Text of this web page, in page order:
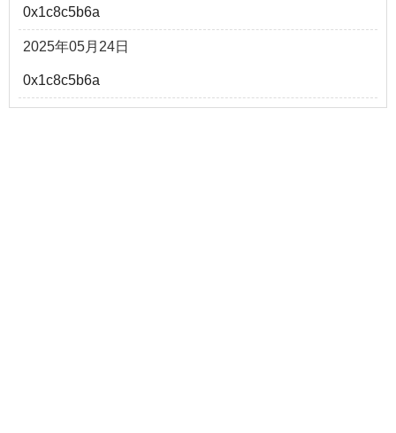
0x1c8c5b6a
2025年05月24日
0x1c8c5b6a